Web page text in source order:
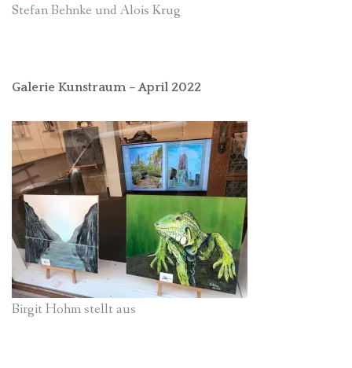
Stefan Behnke und Alois Krug
Galerie Kunstraum – April 2022
Birgit Hohm stellt aus